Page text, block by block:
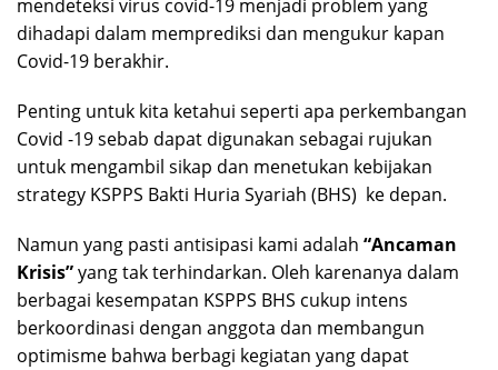
mendeteksi virus covid-19 menjadi problem yang
dihadapi dalam memprediksi dan mengukur kapan
Covid-19 berakhir.
Penting untuk kita ketahui seperti apa perkembangan
Covid -19 sebab dapat digunakan sebagai rujukan
untuk mengambil sikap dan menetukan kebijakan
strategy KSPPS Bakti Huria Syariah (BHS) ke depan.
Namun yang pasti antisipasi kami adalah “Ancaman
Krisis”yang tak terhindarkan. Oleh karenanya dalam
berbagai kesempatan KSPPS BHS cukup intens
berkoordinasi dengan anggota dan membangun
optimisme bahwa berbagi kegiatan yang dapat